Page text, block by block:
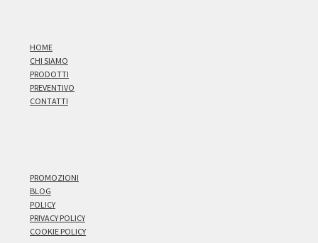
HOME
CHI SIAMO
PRODOTTI
PREVENTIVO
CONTATTI
PROMOZIONI
BLOG
POLICY
PRIVACY POLICY
COOKIE POLICY